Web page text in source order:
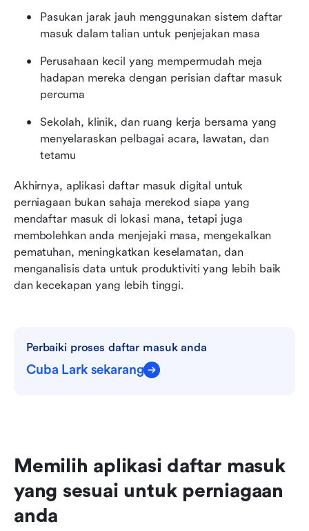
Pasukan jarak jauh menggunakan sistem daftar
masuk dalam talian untuk penjejakan masa
Perusahaan kecil yang mempermudah meja
hadapan mereka dengan perisian daftar masuk
percuma
Sekolah, klinik, dan ruang kerja bersama yang
menyelaraskan pelbagai acara, lawatan, dan
tetamu
Akhirnya, aplikasi daftar masuk digital untuk
perniagaan bukan sahaja merekod siapa yang
mendaftar masuk di lokasi mana, tetapi juga
membolehkan anda menjejaki masa, mengekalkan
pematuhan, meningkatkan keselamatan, dan
menganalisis data untuk produktiviti yang lebih baik
dan kecekapan yang lebih tinggi.
Perbaiki proses daftar masuk anda
Cuba Lark sekarang
Memilih aplikasi daftar masuk
yang sesuai untuk perniagaan
anda